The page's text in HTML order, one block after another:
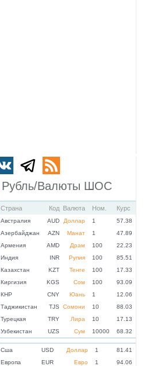
Рубль/Валюты ШОС
Страна Код Валюта Ном. Курс
Австралия AUD Доллар 1
57.38
Азербайджан
AZN Манат 1
47.89
Армения
AMD Драм 100
22.23
Индия
INR Рупия 100
85.51
Казахстан
KZT Тенге 100
17.33
Киргизия
KGS Сом 100
93.09
КНР
CNY Юань 1
12.06
Таджикистан
TJS Сомони 10
88.03
Турецкая
TRY Лира 10
17.13
Узбекистан
UZS Сум 10000 68.32
Cша USD Доллар 1
81.41
Eвропа
EUR Евро 1 94.06